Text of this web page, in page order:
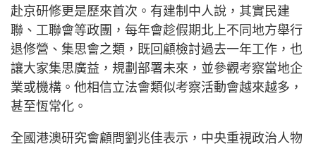
赴京研修更是歷來首次。有建制中人說，其實民建
聯、工聯會等政團，每年會趁假期北上不同地方舉行
退修營、集思會之類，既回顧檢討過去一年工作，也
讓大家集思廣益，規劃部署未來，並參觀考察當地企
業或機構。他相信立法會類似考察活動會越來越多，
甚至恆常化。
全國港澳研究會顧問劉兆佳表示，中央重視政治人物